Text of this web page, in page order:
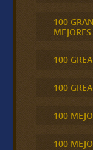
100
100
100
100
100